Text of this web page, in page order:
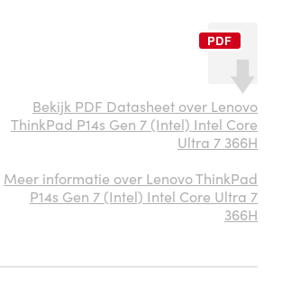
Bekijk PDF Datasheet over Lenovo
ThinkPad P14s Gen 7 (Intel) Intel Core
Ultra 7 366H
Meer informatie over Lenovo ThinkPad
P14s Gen 7 (Intel) Intel Core Ultra 7
366H